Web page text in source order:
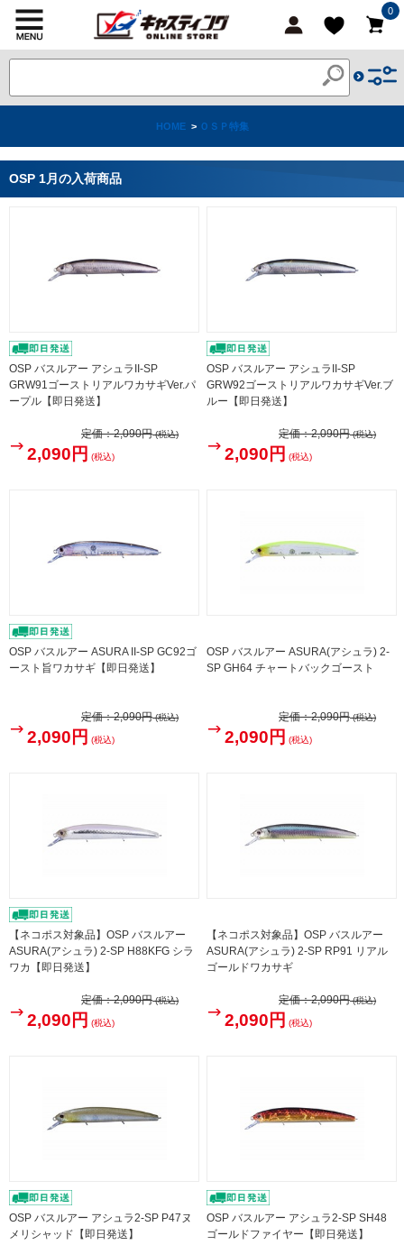
0
HOME > ＯＳＰ特集
OSP 1月の入荷商品
OSP バスルアー アシュラII-SP
GRW91ゴーストリアルワカサギVer.パ
ープル【即日発送】
定価：2,090円(税込)
2,090円 (税込)
OSP バスルアー アシュラII-SP
GRW92ゴーストリアルワカサギVer.ブ
ルー【即日発送】
定価：2,090円(税込)
2,090円 (税込)
OSP バスルアー ASURA II-SP GC92ゴ
ースト旨ワカサギ【即日発送】
定価：2,090円(税込)
2,090円 (税込)
OSP バスルアー ASURA(アシュラ) 2-
SP GH64 チャートバックゴースト
定価：2,090円(税込)
2,090円 (税込)
【ネコポス対象品】OSP バスルアー
ASURA(アシュラ) 2-SP H88KFG シラ
ワカ【即日発送】
定価：2,090円(税込)
2,090円 (税込)
【ネコポス対象品】OSP バスルアー
ASURA(アシュラ) 2-SP RP91 リアル
ゴールドワカサギ
定価：2,090円(税込)
2,090円 (税込)
OSP バスルアー アシュラ2-SP P47ヌ
メリシャッド【即日発送】
OSP バスルアー アシュラ2-SP SH48
ゴールドファイヤー【即日発送】